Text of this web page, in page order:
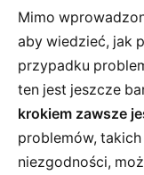
Mimo
aby wiedzieć, jak
przypadku
ten jest jeszcze
krokiem zawsze
problemów,
niezgodności,